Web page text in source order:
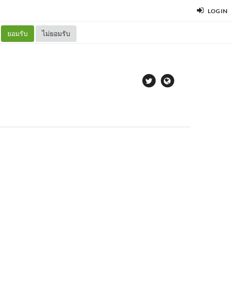
LOG IN
ยอมรับ ไม่ยอมรับ